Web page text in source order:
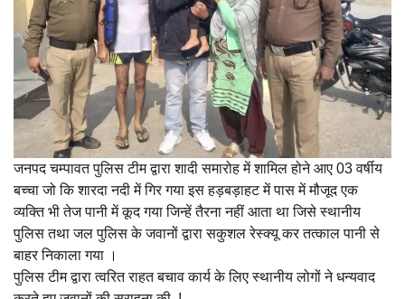
जनपद चम्पावत पुलिस टीम द्वारा शादी समारोह में शामिल होने आए 03 वर्षीय
बच्चा जो कि शारदा नदी में गिर गया इस हड़बड़ाहट में पास में मौजूद एक
व्यक्ति भी तेज पानी में कूद गया जिन्हें तैरना नहीं आता था जिसे स्थानीय
पुलिस तथा जल पुलिस के जवानों द्वारा सकुशल रेस्क्यू कर तत्काल पानी से
बाहर निकाला गया ।
पुलिस टीम द्वारा त्वरित राहत बचाव कार्य के लिए स्थानीय लोगों ने धन्यवाद